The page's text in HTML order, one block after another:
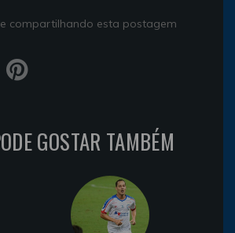
compartilhando esta postagem
GOSTAR TAMBÉM